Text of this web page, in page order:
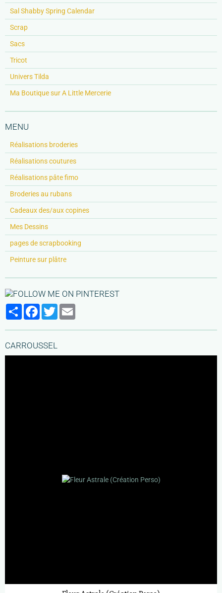
Sal Shabby Spring Calendar
Scrap
Sacs
Tricot
Univers Tilda
Ma Boutique sur A Little Mercerie
MENU
Réalisations broderies
Réalisations coutures
Réalisations pâte fimo
Broderies au rubans
Cadeaux des/aux copines
Mes Dessins
pages de scrapbooking
Peinture sur plâtre
PartagerFacebook
Twitter
CARROUSSEL